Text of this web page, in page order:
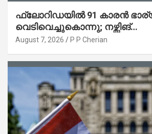
ഫ്ലോറിഡയിൽ 91 കാരൻ
വെടിവെച്ചുകൊന്നു; നഴ്സിങ്
ഹോമിലാക്കില്ലെന്ന് നൽകിയ
August 7, 2026 P P Cherian